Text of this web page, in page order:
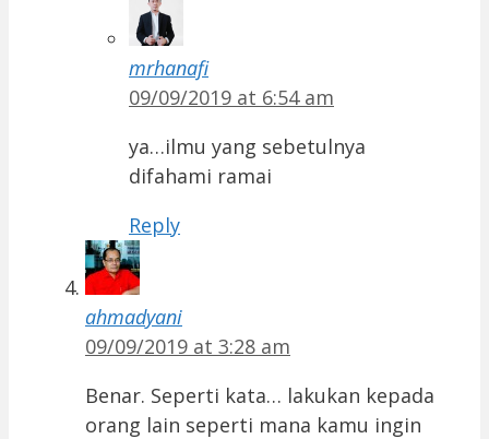
mrhanafi
09/09/2019 at 6:54 am
ya…ilmu yang sebetulnya
difahami ramai
Reply
ahmadyani
09/09/2019 at 3:28 am
Benar. Seperti kata… lakukan kepada
orang lain seperti mana kamu ingin